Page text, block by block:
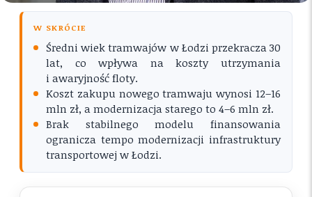
W SKRÓCIE
Średni wiek tramwajów w Łodzi przekracza 30
lat, co wpływa na koszty utrzymania
i awaryjność floty.
Koszt zakupu nowego tramwaju wynosi 12–16
mln zł, a modernizacja starego to 4–6 mln zł.
Brak stabilnego modelu finansowania
ogranicza tempo modernizacji infrastruktury
transportowej w Łodzi.